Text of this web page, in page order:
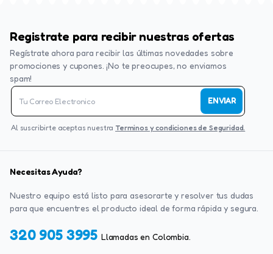
Registrate para recibir nuestras ofertas
Regístrate ahora para recibir las últimas novedades sobre
promociones y cupones. ¡No te preocupes, no enviamos
spam!
ENVIAR
Al suscribirte aceptas nuestra Terminos y condiciones de Seguridad.
Necesitas Ayuda?
Nuestro equipo está listo para asesorarte y resolver tus dudas
para que encuentres el producto ideal de forma rápida y segura.
320 905 3995 Llamadas en Colombia.